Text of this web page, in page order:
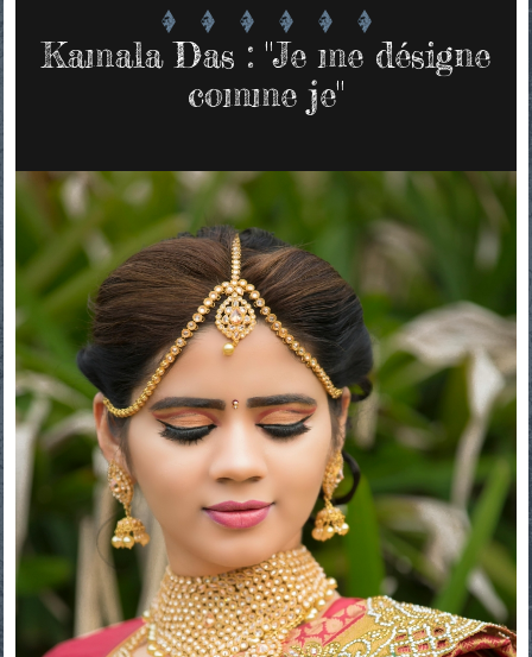
Kamala Das : "Je me désigne
comme je"